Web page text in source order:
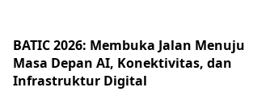
BATIC 2026: Membuka Jalan Menuju
Masa Depan AI, Konektivitas, dan
Infrastruktur Digital